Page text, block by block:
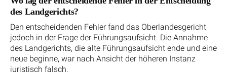
des Landgerichts?
Den entscheidenden Fehler fand das Oberlandesgericht
jedoch in der Frage der Führungsaufsicht. Die Annahme
des Landgerichts, die alte Führungsaufsicht ende und eine
neue beginne, war nach Ansicht der höheren Instanz
juristisch falsch.